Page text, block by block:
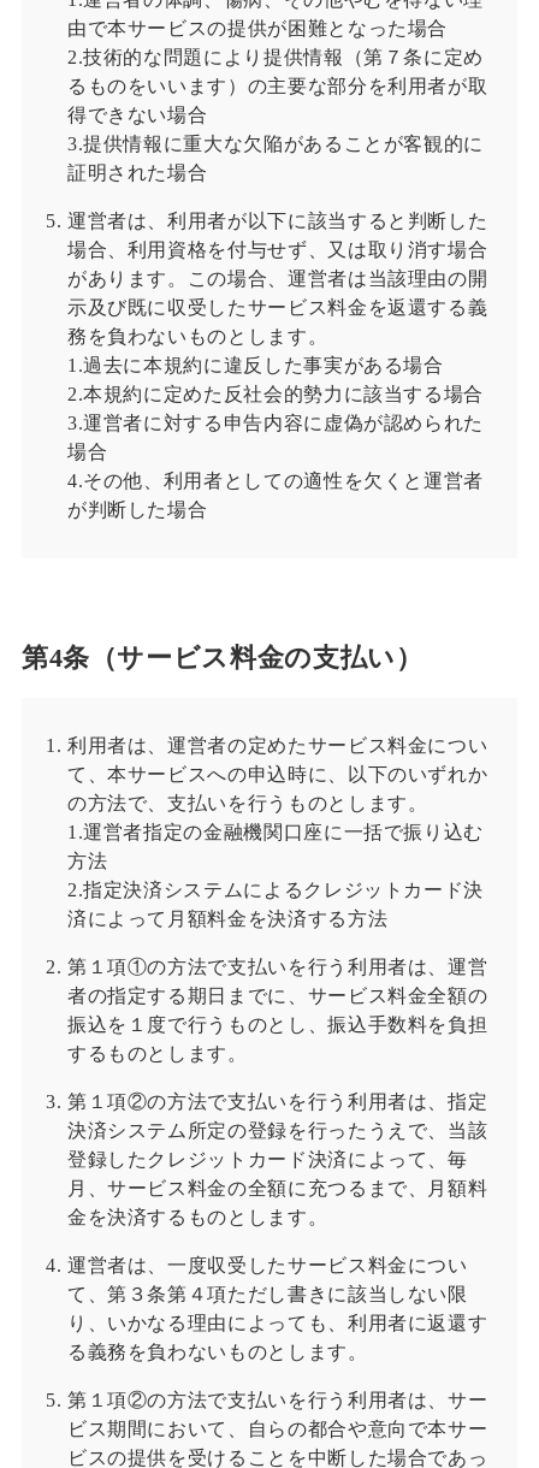
由で本サービスの提供が困難となった場合
2.技術的な問題により提供情報（第７条に定め
るものをいいます）の主要な部分を利用者が取
得できない場合
3.提供情報に重大な欠陥があることが客観的に
証明された場合
運営者は、利用者が以下に該当すると判断した
場合、利用資格を付与せず、又は取り消す場合
があります。この場合、運営者は当該理由の開
示及び既に収受したサービス料金を返還する義
務を負わないものとします。
1.過去に本規約に違反した事実がある場合
2.本規約に定めた反社会的勢力に該当する場合
3.運営者に対する申告内容に虚偽が認められた
場合
4.その他、利用者としての適性を欠くと運営者
が判断した場合
第4条（サービス料金の支払い）
利用者は、運営者の定めたサービス料金につい
て、本サービスへの申込時に、以下のいずれか
の方法で、支払いを行うものとします。
1.運営者指定の金融機関口座に一括で振り込む
方法
2.指定決済システムによるクレジットカード決
済によって月額料金を決済する方法
第１項①の方法で支払いを行う利用者は、運営
者の指定する期日までに、サービス料金全額の
振込を１度で行うものとし、振込手数料を負担
するものとします。
第１項②の方法で支払いを行う利用者は、指定
決済システム所定の登録を行ったうえで、当該
登録したクレジットカード決済によって、毎
月、サービス料金の全額に充つるまで、月額料
金を決済するものとします。
運営者は、一度収受したサービス料金につい
て、第３条第４項ただし書きに該当しない限
り、いかなる理由によっても、利用者に返還す
る義務を負わないものとします。
第１項②の方法で支払いを行う利用者は、サー
ビス期間において、自らの都合や意向で本サー
ビスの提供を受けることを中断した場合であっ